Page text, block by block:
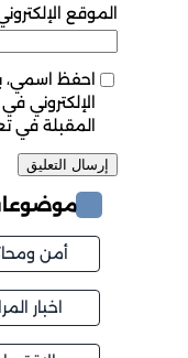
الموقع الإلكتروني
احفظ اسمي، بريدي
الإلكتروني في هذا
المقبلة في تعليقي.
موضوعات
أمن ومحاكم
اخبار المراة